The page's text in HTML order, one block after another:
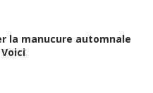
la manucure automnale